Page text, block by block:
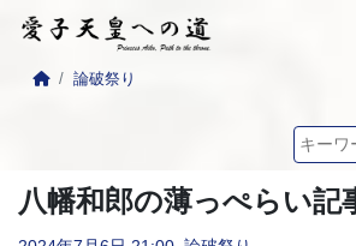
論破祭り
八幡和郎の薄っぺらい記